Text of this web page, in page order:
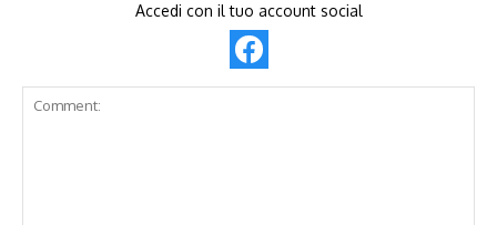
Accedi con il tuo account social